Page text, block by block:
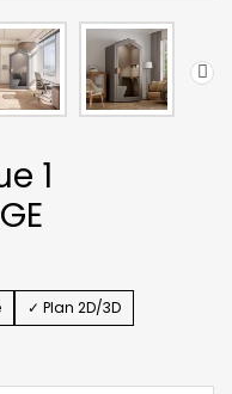
1
✓ Plan 2D/3D